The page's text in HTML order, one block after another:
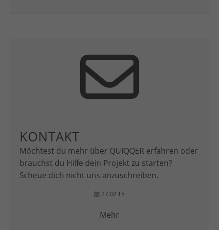
KONTAKT
Möchtest du mehr über QUIQQER erfahren oder
brauchst du Hilfe dein Projekt zu starten?
Scheue dich nicht uns anzuschreiben.
27.02.15
Mehr